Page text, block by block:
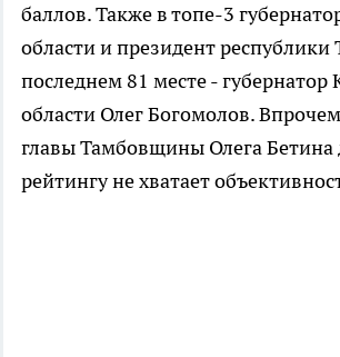
баллов. Также в топе-3
области и президент республики
последнем 81 месте - губернатор
области Олег Богомолов.
главы Тамбовщины Олега Бетина
рейтингу не хватает